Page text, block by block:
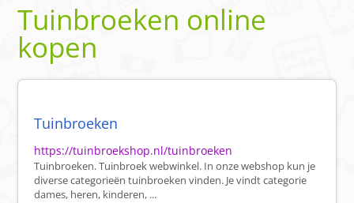
Tuinbroeken online
kopen
Tuinbroeken
https://tuinbroekshop.nl/tuinbroeken
Tuinbroeken. Tuinbroek webwinkel. In onze webshop kun je
diverse categorieën tuinbroeken vinden. Je vindt categorie
dames, heren, kinderen, ...